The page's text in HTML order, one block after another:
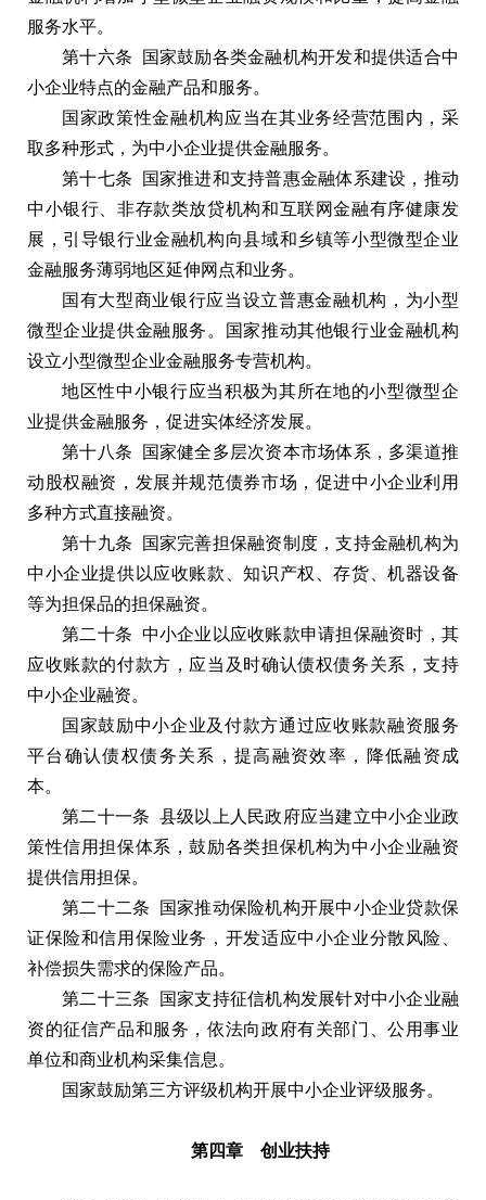
服务水平。
第十六条 国家鼓励各类金融机构开发和提供适合中
小企业特点的金融产品和服务。
国家政策性金融机构应当在其业务经营范围内，采
取多种形式，为中小企业提供金融服务。
第十七条 国家推进和支持普惠金融体系建设，推动
中小银行、非存款类放贷机构和互联网金融有序健康发
展，引导银行业金融机构向县域和乡镇等小型微型企业
金融服务薄弱地区延伸网点和业务。
国有大型商业银行应当设立普惠金融机构，为小型
微型企业提供金融服务。国家推动其他银行业金融机构
设立小型微型企业金融服务专营机构。
地区性中小银行应当积极为其所在地的小型微型企
业提供金融服务，促进实体经济发展。
第十八条 国家健全多层次资本市场体系，多渠道推
动股权融资，发展并规范债券市场，促进中小企业利用
多种方式直接融资。
第十九条 国家完善担保融资制度，支持金融机构为
中小企业提供以应收账款、知识产权、存货、机器设备
等为担保品的担保融资。
第二十条 中小企业以应收账款申请担保融资时，其
应收账款的付款方，应当及时确认债权债务关系，支持
中小企业融资。
国家鼓励中小企业及付款方通过应收账款融资服务
平台确认债权债务关系，提高融资效率，降低融资成
本。
第二十一条 县级以上人民政府应当建立中小企业政
策性信用担保体系，鼓励各类担保机构为中小企业融资
提供信用担保。
第二十二条 国家推动保险机构开展中小企业贷款保
证保险和信用保险业务，开发适应中小企业分散风险、
补偿损失需求的保险产品。
第二十三条 国家支持征信机构发展针对中小企业融
资的征信产品和服务，依法向政府有关部门、公用事业
单位和商业机构采集信息。
国家鼓励第三方评级机构开展中小企业评级服务。
第四章 创业扶持